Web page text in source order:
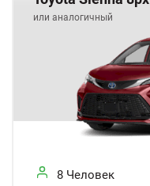
или аналогичный
8 Человек